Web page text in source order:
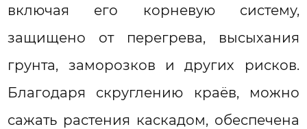
включая его корневую систему,
защищено от перегрева, высыхания
грунта, заморозков и других рисков.
Благодаря скруглению краёв, можно
сажать растения каскадом, обеспечена